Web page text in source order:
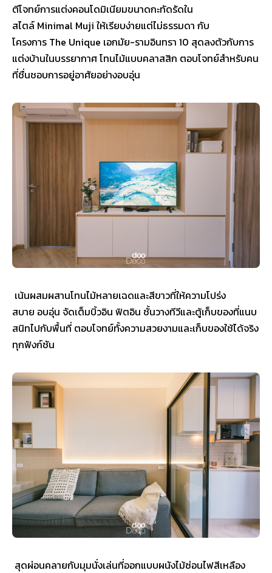
ตีโจทย์การแต่งคอนโดมิเนียมขนาดกะทัดรัดใน
สไตล์ Minimal Muji ให้เรียบง่ายแต่ไม่ธรรมดา กับ
โครงการ The Unique เอกมัย-รามอินทรา 10 สุดลงตัวกับการ
แต่งบ้านในบรรยากาศ โทนไม้แบบคลาสสิก ตอบโจทย์สำหรับคน
ที่ชื่นชอบการอยู่อาศัยอย่างอบอุ่น
เน้นผสมผสานโทนไม้หลายเฉดและสีขาวที่ให้ความโปร่ง
สบาย อบอุ่น จัดเต็มบิ้วอิน ฟิตอิน ชั้นวางทีวีและตู้เก็บของที่แนบ
สนิทไปกับพื้นที่ ตอบโจทย์ทั้งความสวยงามและเก็บของใช้ได้จริง
ทุกฟังก์ชัน
สุดผ่อนคลายกับมุมนั่งเล่นที่ออกแบบผนังไม้ซ่อนไฟสีเหลือง